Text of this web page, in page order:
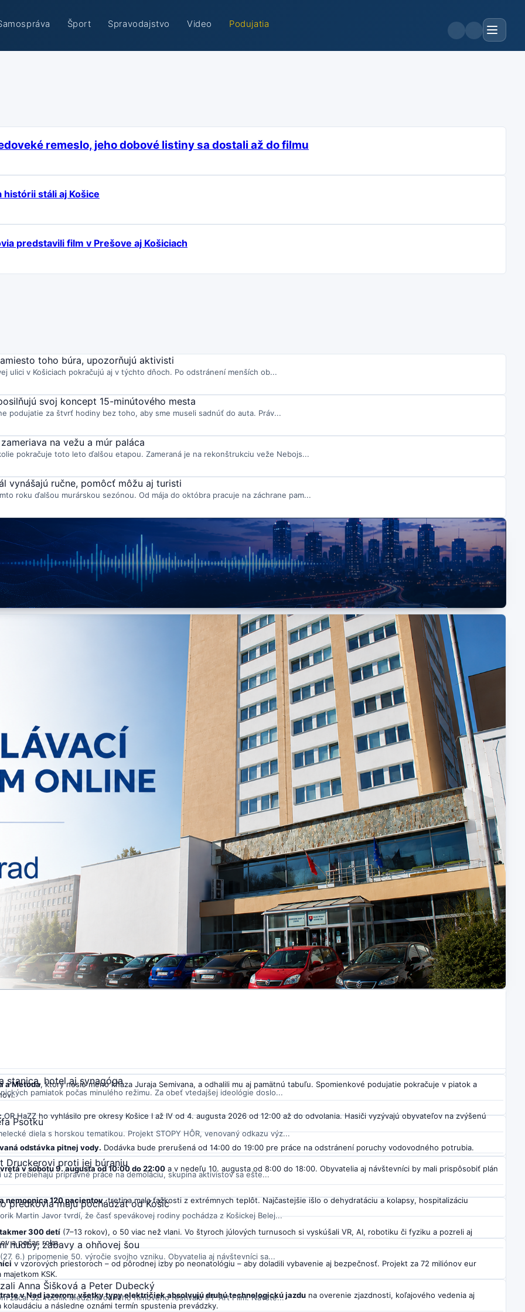
Šport Spravodajstvo Video Podujatia
remeslo, jeho dobové listiny sa dostali až do filmu
stáli aj Košice
predstavili film v Prešove aj Košiciach
toho búra, upozorňujú aktivisti
ulici v Košiciach pokračujú aj v týchto dňoch. Po odstránení menších ob...
svoj koncept 15-minútového mesta
podujatie za štvrť hodiny bez toho, aby sme museli sadnúť do auta. Práv...
na vežu a múr paláca
pokračuje toto leto ďalšou etapou. Zameraná je na rekonštrukciu veže Nebojs...
vynášajú ručne, pomôcť môžu aj turisti
roku ďalšou murárskou sezónou. Od mája do októbra pracuje na záchrane pam...
a Metoda, ktorý nesie meno kňaza Juraja Semivana, a odhalili mu aj pamätnú tabuľu. Spomienkové podujatie pokračuje v piatok a
OR HaZZ ho vyhlásilo pre okresy Košice I až IV od 4. augusta 2026 od 12:00 až do odvolania. Hasiči vyzývajú obyvateľov na zvýšenú
odstávka pitnej vody. Dodávka bude prerušená od 14:00 do 19:00 pre práce na odstránení poruchy vodovodného potrubia.
v sobotu 9. augusta od 10:00 do 22:00 a v nedeľu 10. augusta od 8:00 do 18:00. Obyvatelia aj návštevníci by mali prispôsobiť plán
nemocnica 120 pacientov, tretina mala ťažkosti z extrémnych teplôt. Najčastejšie išlo o dehydratáciu a kolapsy, hospitalizáciu
300 detí (7–13 rokov), o 50 viac než vlani. Vo štyroch júlových turnusoch si vyskúšali VR, AI, robotiku či fyziku a pozreli aj
a počas roka.
v vzorových priestoroch – od pôrodnej izby po neonatológiu – aby doladili vybavenie aj bezpečnosť. Projekt za 72 miliónov eur
KSK.
v Nad jazerom: všetky typy električiek absolvujú druhú technologickú jazdu na overenie zjazdnosti, koľajového vedenia aj
a následne oznámi termín spustenia prevádzky.
cyklopreteky aj históriu
podujatí. Program zahŕňa festival maďarskej komunity v Gombaseku, po...
stanica, hotel aj synagóga
pamiatok počas minulého režimu. Za obeť vtedajšej ideológie doslo...
Psotku
diela s horskou tematikou. Projekt STOPY HÔR, venovaný odkazu výz...
Druckerovi proti jej búraniu
prebiehajú prípravné práce na demoláciu, skupina aktivistov sa ešte...
predkovia majú pochádzať od Košíc
Martin Javor tvrdí, že časť spevákovej rodiny pochádza z Košickej Belej...
hudby, zábavy a ohňovej šou
6.) pripomenie 50. výročie svojho vzniku. Obyvatelia aj návštevníci sa...
Anna Šišková a Peter Dubecký
začal 32. ročník Medzinárodného filmového festivalu IFF Art Film. Návšte...